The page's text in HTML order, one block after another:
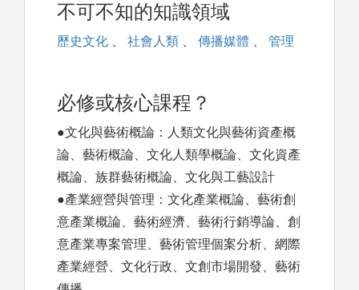
不可不知的知識領域
歷史文化 、 社會人類 、 傳播媒體 、 管理
必修或核心課程？
●文化與藝術概論：人類文化與藝術資產概
論、藝術概論、文化人類學概論、文化資產
概論、族群藝術概論、文化與工藝設計
●產業經營與管理：文化產業概論、藝術創
意產業概論、藝術經濟、藝術行銷導論、創
意產業專案管理、藝術管理個案分析、網際
產業經營、文化行政、文創市場開發、藝術